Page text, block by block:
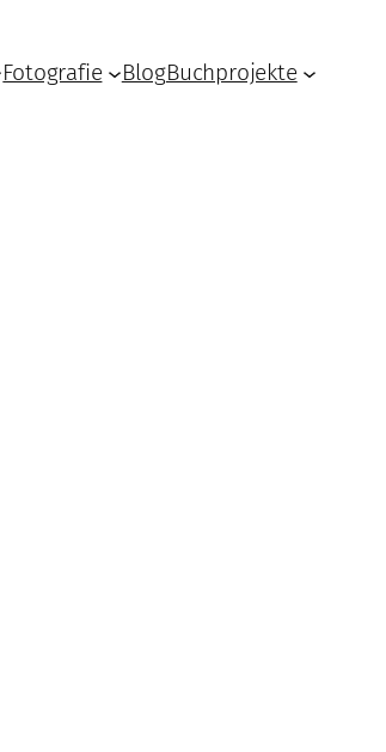
Fotografie BlogBuchprojekte